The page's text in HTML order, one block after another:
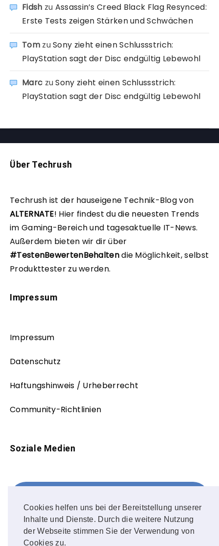
Cookies helfen uns bei der Bereitstellung unserer
Inhalte und Dienste. Durch die weitere Nutzung
der Webseite stimmen Sie der Verwendung von
Cookies zu.
Fidsh zu Assassin’s Creed Black Flag Resynced:
Erste Tests zeigen Stärken und Schwächen
TomzuSony zieht einen Schlussstrich:
PlayStation sagt der Disc endgültig Lebewohl
Marc zuSony zieht einen Schlussstrich:
PlayStation sagt der Disc endgültig Lebewohl
Über Techrush
Techrush ist der hauseigene Technik-Blog von
ALTERNATE! Hier findest du die neuesten Trends
im Gaming-Bereich und tagesaktuelle IT-News.
Außerdem bieten wir dir über
#TestenBewertenBehaltendie Möglichkeit, selbst
Produkttester zu werden.
Impressum
Impressum
Datenschutz
Haftungshinweis / Urheberrecht
Community-Richtlinien
Soziale Medien
FOLLOW ME!
Instagram
OUR PHOTOS!